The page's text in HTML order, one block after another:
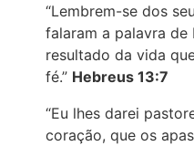
“Lembrem-se dos
falaram a palavra de
resultado da vida
fé.” Hebreus 13:7
“Eu lhes darei
coração, que os